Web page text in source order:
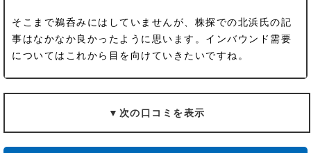
そこまで鵜呑みにはしていませんが、株探での北浜氏の記
事はなかなか良かったように思います。インバウンド需要
についてはこれから目を向けていきたいですね。
▼次の口コミを表示